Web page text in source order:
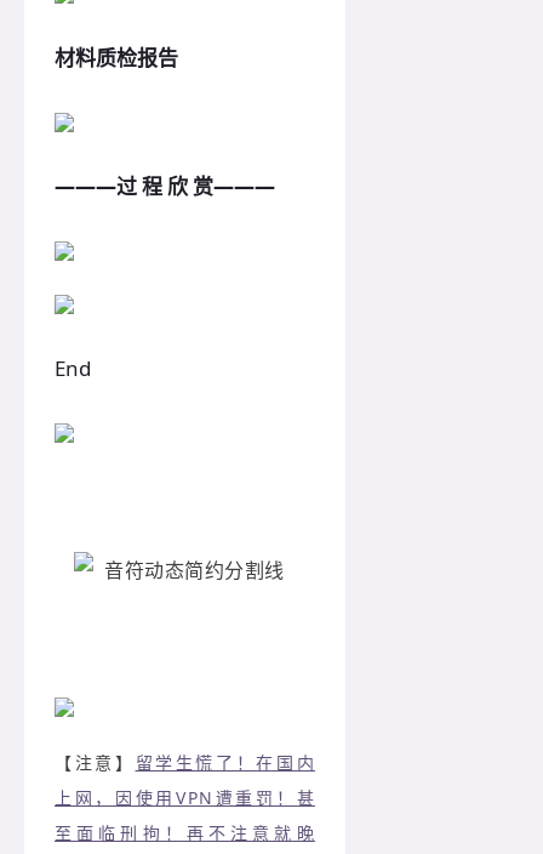
材料质检报告
———过 程 欣 赏———
End
【注意】 留学生慌了！在国内
上网，因使用VPN遭重罚！甚
至面临刑拘！再不注意就晚